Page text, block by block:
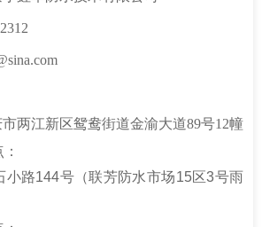
两江新区鸳鸯街道金渝大道89号12幢
小路144号（联芳防水市场15区3号雨